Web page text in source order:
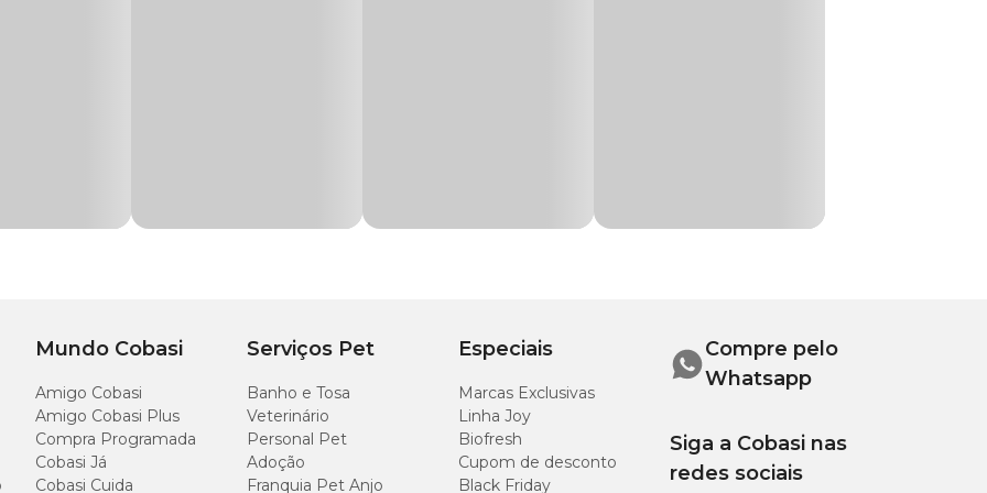
Mundo Cobasi
Amigo Cobasi
Amigo Cobasi Plus
Compra Programada
Cobasi Já
Cobasi Cuida
Serviços Pet
Banho e Tosa
Veterinário
Personal Pet
Adoção
Franquia Pet Anjo
Especiais
Marcas Exclusivas
Linha Joy
Biofresh
Cupom de desconto
Black Friday
Compre pelo
Whatsapp
Siga a Cobasi nas
redes sociais